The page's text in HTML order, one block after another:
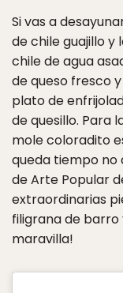
Si vas a
de chile guajillo y
chile de agua
de queso fresco
plato de
de quesillo. Para
mole coloradito
queda tiempo no
de Arte Popular
extraordinarias
filigrana de barro
maravilla!